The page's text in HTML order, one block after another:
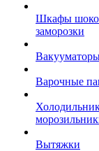
Шкафы
заморозки
Варочные
Вытяжки